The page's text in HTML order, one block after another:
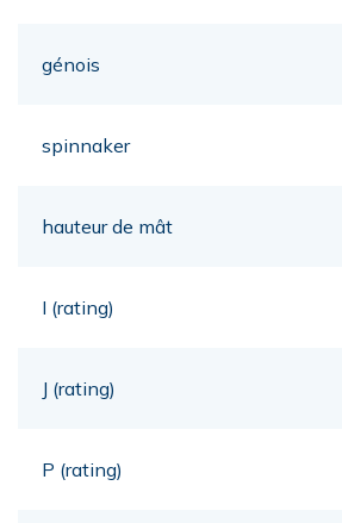
génois
spinnaker
hauteur de mât
I (rating)
J (rating)
P (rating)